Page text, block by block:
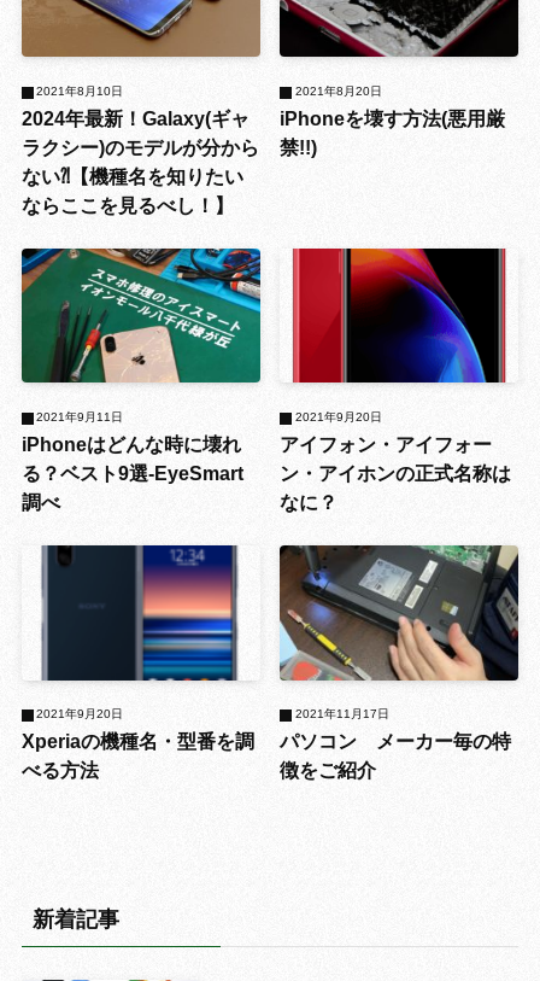
2024年最新！Galaxy(ギャ
ラクシー)のモデルが分から
ない⁈【機種名を知りたい
ならここを見るべし！】
2021年8月10日
iPhoneを壊す方法(悪用厳
禁!!)
2021年8月20日
iPhoneはどんな時に壊れ
る？ベスト9選-EyeSmart
調べ
2021年9月11日
アイフォン・アイフォー
ン・アイホンの正式名称は
なに？
2021年9月20日
Xperiaの機種名・型番を調
べる方法
2021年9月20日
パソコン メーカー毎の特
徴をご紹介
2021年11月17日
新着記事